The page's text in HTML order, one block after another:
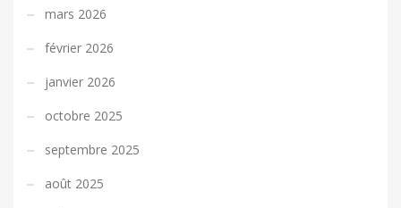
mars 2026
février 2026
janvier 2026
octobre 2025
septembre 2025
août 2025